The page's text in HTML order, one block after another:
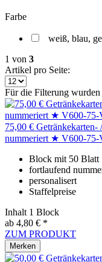
Farbe
weiß, blau,
1 von 3
Artikel pro Seite:
Für die Filterung
75,00 €
nummeriert ★ V600-75-
Block mit 50 Blatt
fortlaufend
personalisert
Staffelpreise
Inhalt 1 Block
ab 4,80 € *
ZUM PRODUKT
Merken